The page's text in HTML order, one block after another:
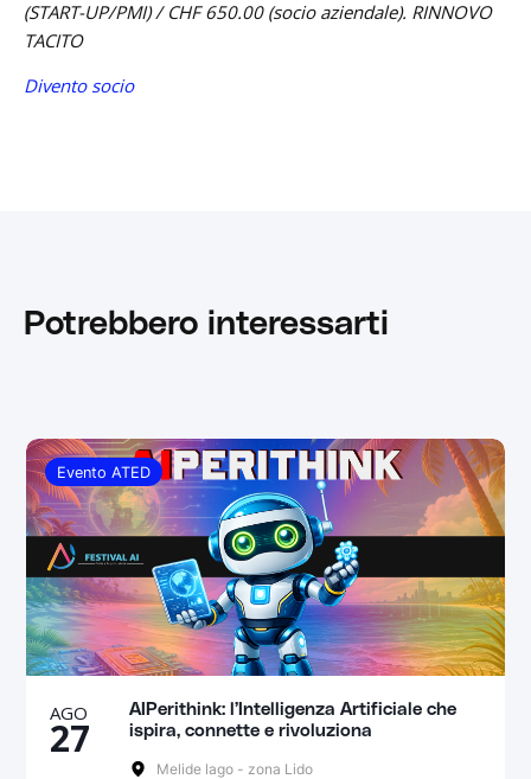
(START-UP/PMI) / CHF 650.00 (socio aziendale). RINNOVO
TACITO
Divento socio
Potrebbero interessarti
Evento ATED
AGO
27
AIPerithink: l’Intelligenza Artificiale che
ispira, connette e rivoluziona
Melide lago - zona Lido